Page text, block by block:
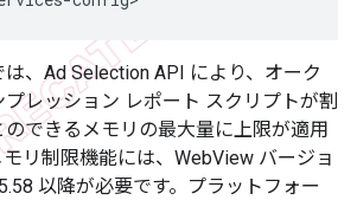
、Ad Selection API により、オーク
プレッション レポート スクリプトが割
のできるメモリの最大量に上限が適用
リ制限機能には、WebView バージョ
以降が必要です。プラットフォー